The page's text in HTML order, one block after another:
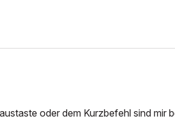
oder dem Kurzbefehl sind